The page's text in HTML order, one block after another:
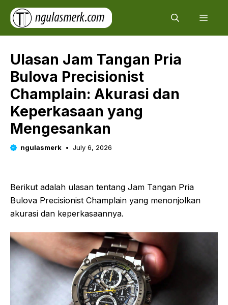
Skip
content
Ulasan Jam Tangan Pria
Bulova Precisionist
Champlain: Akurasi dan
Keperkasaan yang
Mengesankan
ngulasmerk July 6, 2026
Berikut adalah ulasan tentang Jam Tangan Pria
Bulova Precisionist Champlain yang menonjolkan
akurasi dan keperkasaannya.